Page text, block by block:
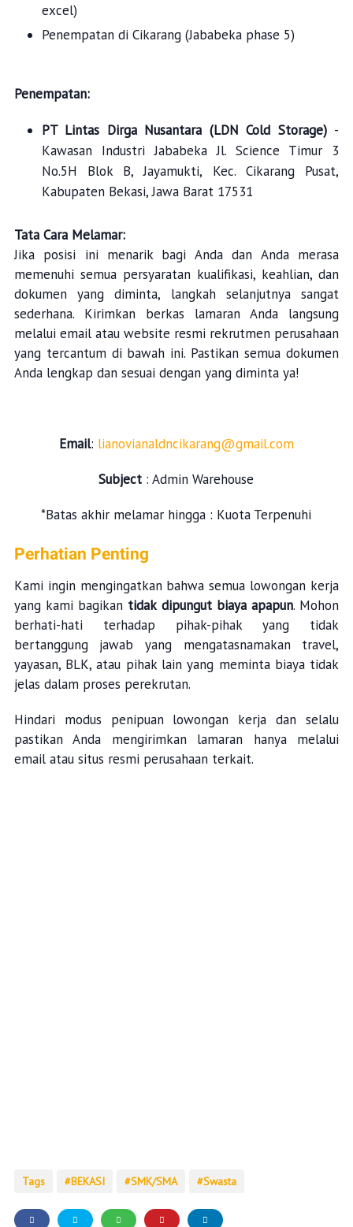
excel)
Penempatan di Cikarang (Jababeka phase 5)
Penempatan:
PT Lintas Dirga Nusantara (LDN Cold Storage) -
Kawasan Industri Jababeka Jl. Science Timur 3
No.5H Blok B, Jayamukti, Kec. Cikarang Pusat,
Kabupaten Bekasi, Jawa Barat 17531
Tata Cara Melamar:
Jika posisi ini menarik bagi Anda dan Anda merasa
memenuhi semua persyaratan kualifikasi, keahlian, dan
dokumen yang diminta, langkah selanjutnya sangat
sederhana. Kirimkan berkas lamaran Anda langsung
melalui email atau website resmi rekrutmen perusahaan
yang tercantum di bawah ini. Pastikan semua dokumen
Anda lengkap dan sesuai dengan yang diminta ya!
Email: lianovianaldncikarang@gmail.com
Subject : Admin Warehouse
*Batas akhir melamar hingga : Kuota Terpenuhi
Perhatian Penting
Kami ingin mengingatkan bahwa semua lowongan kerja
yang kami bagikan tidak dipungut biaya apapun. Mohon
berhati-hati terhadap pihak-pihak yang tidak
bertanggung jawab yang mengatasnamakan travel,
yayasan, BLK, atau pihak lain yang meminta biaya tidak
jelas dalam proses perekrutan.
Hindari modus penipuan lowongan kerja dan selalu
pastikan Anda mengirimkan lamaran hanya melalui
email atau situs resmi perusahaan terkait.
Tags BEKASI SMK/SMA Swasta